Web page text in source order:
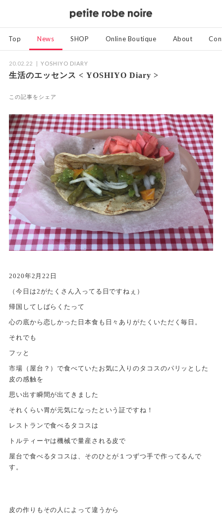
Top News SHOP Online Boutique About
20.02.22 YOSHIYO DIARY
生活のエッセンス < YOSHIYO Diary >
この記事をシェア
2020年2月22日
（今日は2がたくさん入ってる日ですねぇ）
帰国してしばらくたって
心の底から恋しかった日本食も日々ありがたくいただく毎日。
それでも
フッと
市場（屋台？）で食べていたお気に入りのタコスのパリッとした
皮の感触を
思い出す瞬間が出てきました
それくらい胃が元気になったという証ですね！
レストランで食べるタコスは
トルティーヤは機械で量産される皮で
屋台で食べるタコスは、そのひとが１つずつ手で作ってるんで
す。
皮の作りもその人によって違うから